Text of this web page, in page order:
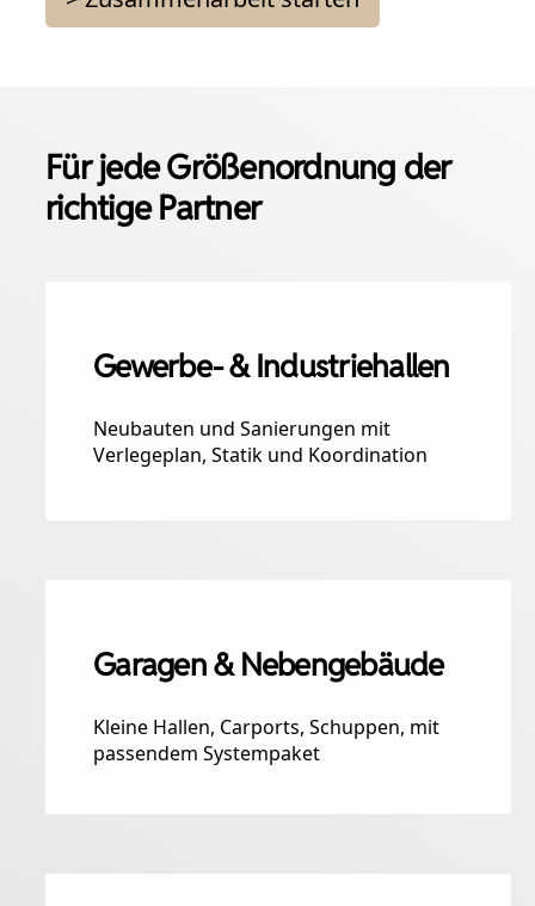
Für jede Größenordnung der
richtige Partner
Gewerbe- & Industriehallen
Neubauten und Sanierungen mit
Verlegeplan, Statik und Koordination
Garagen & Nebengebäude
Kleine Hallen, Carports, Schuppen, mit
passendem Systempaket